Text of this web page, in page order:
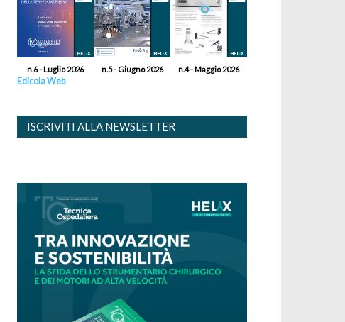
n.6 - Luglio 2026 n.5 - Giugno 2026 n.4 - Maggio 2026
Edicola Web
ISCRIVITI ALLA NEWSLETTER